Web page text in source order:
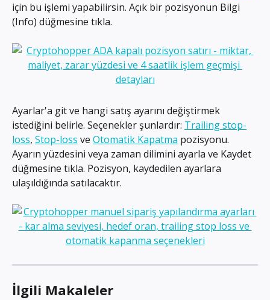
için bu işlemi yapabilirsin. Açık bir pozisyonun Bilgi
(Info) düğmesine tıkla.
Ayarlar'a git ve hangi satış ayarını değiştirmek
istediğini belirle. Seçenekler şunlardır: Trailing stop-
loss, Stop-loss ve Otomatik Kapatma pozisyonu.
Ayarın yüzdesini veya zaman dilimini ayarla ve Kaydet
düğmesine tıkla. Pozisyon, kaydedilen ayarlara
ulaşıldığında satılacaktır.
İlgili Makaleler